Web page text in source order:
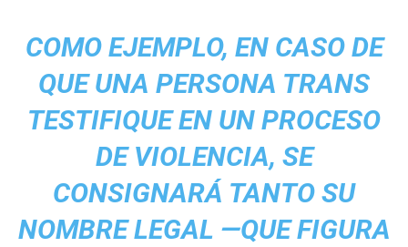
COMO EJEMPLO, EN CASO DE
QUE UNA PERSONA TRANS
TESTIFIQUE EN UN PROCESO
DE VIOLENCIA, SE
CONSIGNARÁ TANTO SU
NOMBRE LEGAL —QUE FIGURA